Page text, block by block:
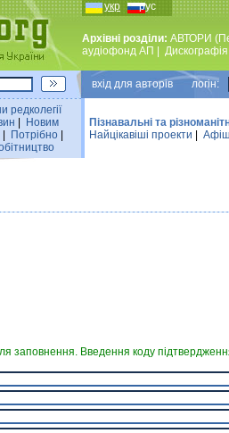
укр рус
Архівні розділи: АВТОРИ
аудiофонд АП
вхiд для авторiв логін:
редколегiї
Новим
Потрiбно
Пізнавальні та
Найцiкавiшi проекти
заповнення. Введення коду